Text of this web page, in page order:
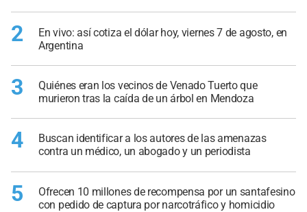
2
En vivo: así cotiza el dólar hoy, viernes 7 de agosto, en
Argentina
3
Quiénes eran los vecinos de Venado Tuerto que
murieron tras la caída de un árbol en Mendoza
4
Buscan identificar a los autores de las amenazas
contra un médico, un abogado y un periodista
5
Ofrecen 10 millones de recompensa por un santafesino
con pedido de captura por narcotráfico y homicidio